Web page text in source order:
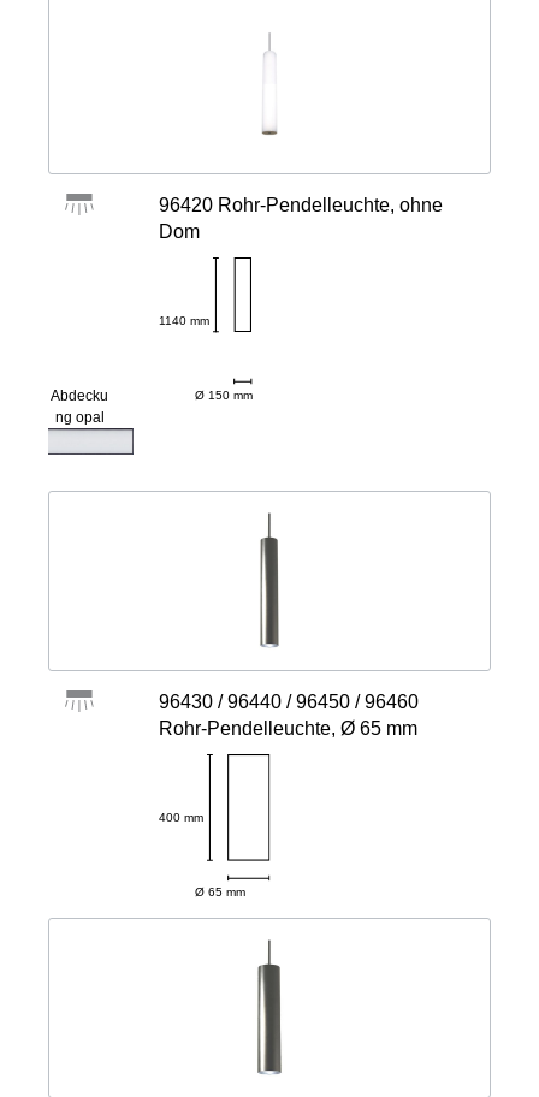
96420 Rohr-Pendelleuchte, ohne
Dom
1140 mm
Ø 150 mm
Abdecku
ng opal
96430 / 96440 / 96450 / 96460
Rohr-Pendelleuchte, Ø 65 mm
400 mm
Ø 65 mm